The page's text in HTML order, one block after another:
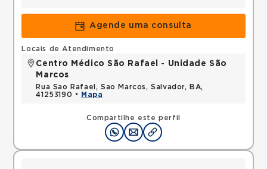
Agende uma consulta
Compartilhe este perfil
Locais de Atendimento
Centro Médico São Rafael - Unidade São
Marcos
Rua Sao Rafael, Sao Marcos, Salvador, BA,
41253190 •
Mapa